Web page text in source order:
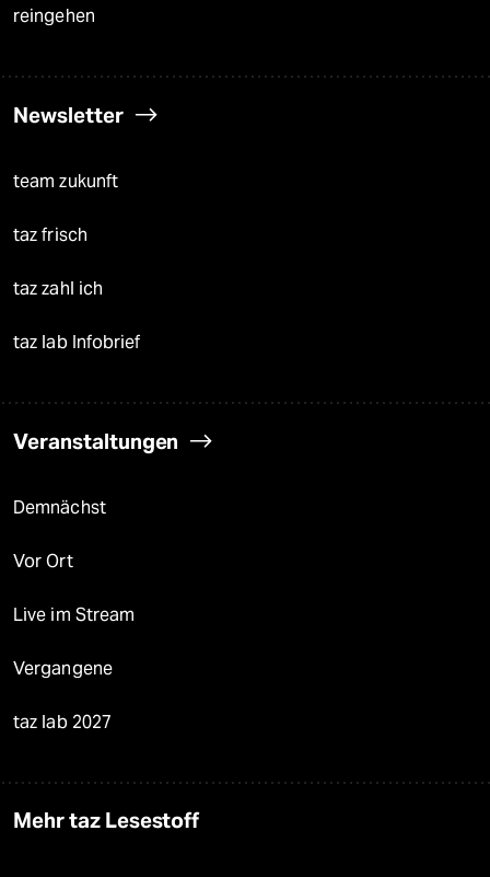
reingehen
Newsletter
team zukunft
taz frisch
taz zahl ich
taz lab Infobrief
Veranstaltungen
Demnächst
Vor Ort
Live im Stream
Vergangene
taz lab 2027
Mehr taz Lesestoff